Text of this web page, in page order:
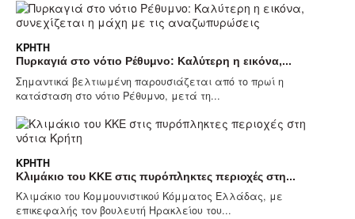
ΚΡΉΤΗ
Πυρκαγιά στο νότιο Ρέθυμνο: Καλύτερη η εικόνα,...
Σημαντικά βελτιωμένη παρουσιάζεται από το πρωί η
κατάσταση στο νότιο Ρέθυμνο, μετά τη...
ΚΡΉΤΗ
Κλιμάκιο του ΚΚΕ στις πυρόπληκτες περιοχές στη...
Κλιμάκιο του Κομμουνιστικού Κόμματος Ελλάδας, με
επικεφαλής τον βουλευτή Ηρακλείου του...